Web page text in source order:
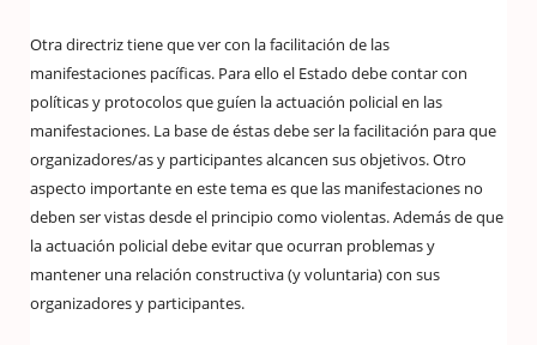
Otra directriz tiene que ver con la facilitación de las
manifestaciones pacíficas. Para ello el Estado debe contar con
políticas y protocolos que guíen la actuación policial en las
manifestaciones. La base de éstas debe ser la facilitación para que
organizadores/as y participantes alcancen sus objetivos. Otro
aspecto importante en este tema es que las manifestaciones no
deben ser vistas desde el principio como violentas. Además de que
la actuación policial debe evitar que ocurran problemas y
mantener una relación constructiva (y voluntaria) con sus
organizadores y participantes.